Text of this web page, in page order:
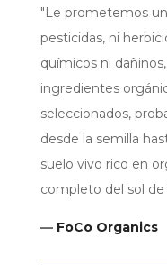
"Le prometemos
pesticidas, ni
químicos ni
ingredientes
seleccionados,
desde la semilla
suelo vivo rico en
completo del sol de
— FoCo Organics